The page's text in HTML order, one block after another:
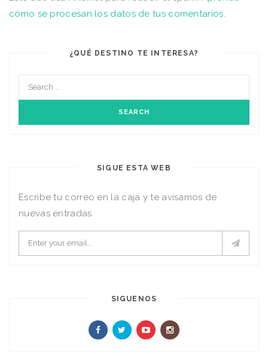
cómo se procesan los datos de tus comentarios.
¿QUÉ DESTINO TE INTERESA?
SIGUE ESTA WEB
Escribe tu correo en la caja y te avisamos de
nuevas entradas
SIGUENOS